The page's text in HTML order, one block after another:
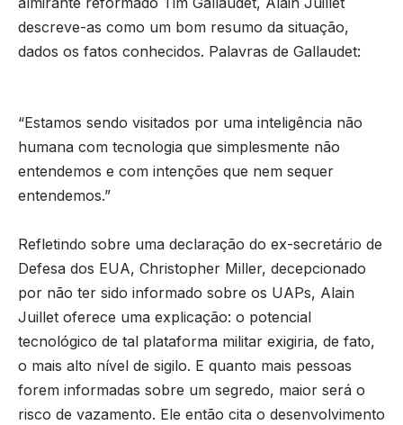
descreve-as como um bom resumo da situação,
dados os fatos conhecidos. Palavras de Gallaudet:
“Estamos sendo visitados por uma inteligência não
humana com tecnologia que simplesmente não
entendemos e com intenções que nem sequer
entendemos.”
Refletindo sobre uma declaração do ex-secretário de
Defesa dos EUA, Christopher Miller, decepcionado
por não ter sido informado sobre os UAPs, Alain
Juillet oferece uma explicação: o potencial
tecnológico de tal plataforma militar exigiria, de fato,
o mais alto nível de sigilo. E quanto mais pessoas
forem informadas sobre um segredo, maior será o
risco de vazamento. Ele então cita o desenvolvimento